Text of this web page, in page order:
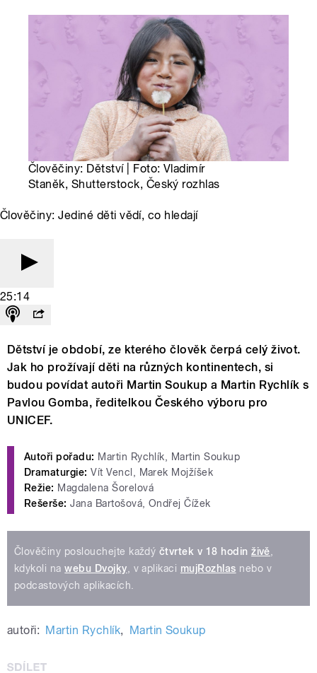
Člověčiny: Dětství | Foto: Vladimír
Staněk, Shutterstock, Český rozhlas
Člověčiny: Jediné děti vědí, co hledají
25:14
Dětství je období, ze kterého člověk čerpá celý život.
Jak ho prožívají děti na různých kontinentech, si
budou povídat autoři Martin Soukup a Martin Rychlík s
Pavlou Gomba, ředitelkou Českého výboru pro
UNICEF.
Autoři pořadu: Martin Rychlík, Martin Soukup
Dramaturgie: Vít Vencl, Marek Mojžíšek
Režie: Magdalena Šorelová
Rešerše: Jana Bartošová, Ondřej Čížek
Člověčiny poslouchejte každý čtvrtek v 18 hodin živě,
kdykoli nawebu Dvojky, v aplikaci mujRozhlas nebo v
podcastových aplikacích.
autoři: Martin Rychlík, Martin Soukup